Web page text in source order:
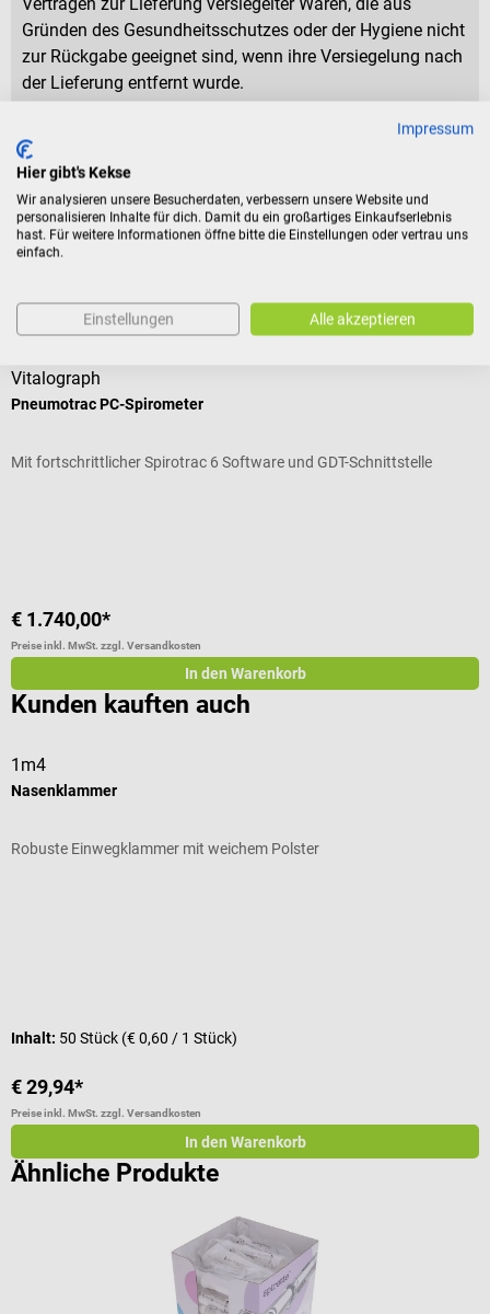
Gründen des Gesundheitsschutzes oder der Hygiene nicht
zur Rückgabe geeignet sind, wenn ihre Versiegelung nach
der Lieferung entfernt wurde.
Produktidentifikation
Bewertungen
Zubehör
Vitalograph
Pneumotrac PC-Spirometer
Mit fortschrittlicher Spirotrac 6 Software und GDT-Schnittstelle
€ 1.740,00*
Preise inkl. MwSt. zzgl. Versandkosten
In den Warenkorb
Kunden kauften auch
1m4
Nasenklammer
Robuste Einwegklammer mit weichem Polster
Inhalt: 50 Stück (€ 0,60 / 1 Stück)
€ 29,94*
Preise inkl. MwSt. zzgl. Versandkosten
In den Warenkorb
Ähnliche Produkte
Impressum
Hier gibt's Kekse
Wir analysieren unsere Besucherdaten, verbessern unsere Website und
personalisieren Inhalte für dich. Damit du ein großartiges Einkaufserlebnis
hast. Für weitere Informationen öffne bitte die Einstellungen oder vertrau uns
einfach.
Einstellungen Alle akzeptieren